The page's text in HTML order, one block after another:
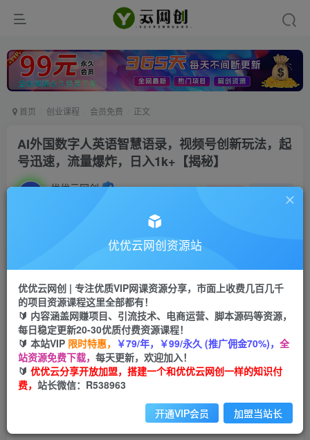
首页 创业课程 会员免费 正文
AI外国数字人英语智慧语录，视频号创新玩法，起
号迅速，流量爆炸，日入1k+【揭秘】
优优云网创 私信
云币 9.9 云币99
会员免费
立即购买
您当前未登录！建议登陆后购买，可保存购买订单
AI外国数字人英语智慧语录，视频号创新玩法，起号迅速，
优优云网创资源站
优优云网创 | 专注优质VIP网课资源分享，市面上收费几百几千
的项目资源课程这里全部都有！
🔰 内容涵盖网赚项目、引流技术、电商运营、脚本源码等资源，
每日稳定更新20-30优质付费资源课程！
🔰 本站VIP 限时特惠， ￥79/年，￥99/永久 (推广佣金70%)， 全
站资源免费下载， 每天更新，欢迎加入！
🔰 优优云分享开放加盟，搭建一个和优优云网创一样的知识付
费， 站长微信：R538963
开通VIP会员 加盟当站长